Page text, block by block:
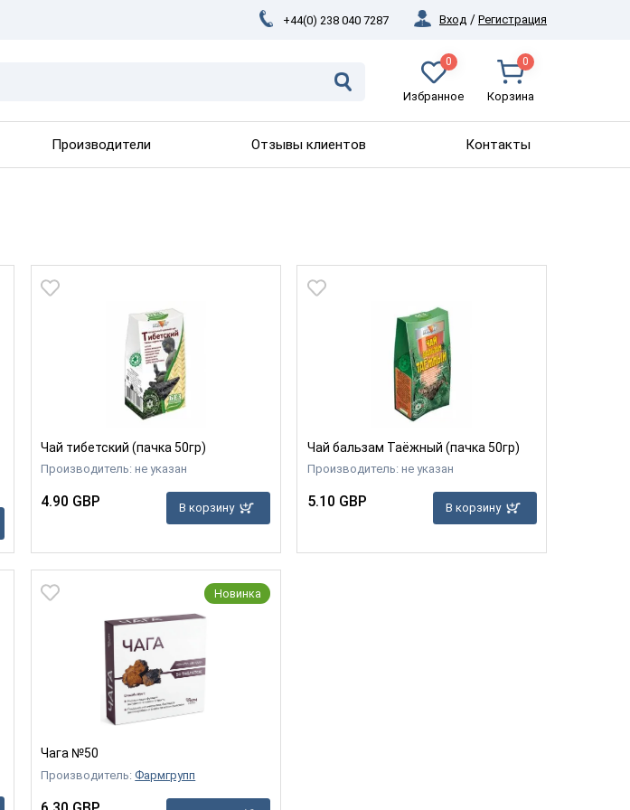
+44(0) 238 040 7287 Вход / Регистрация
0
Избранное
0
Корзина
Производители Отзывы клиентов Контакты
Чай тибетский (пачка 50гр)
Производитель: не указан
4.90 GBP В корзину
Чай бальзам Таëжный (пачка 50гр)
Производитель: не указан
5.10 GBP В корзину
Новинка
Чага №50
Производитель:Фармгрупп